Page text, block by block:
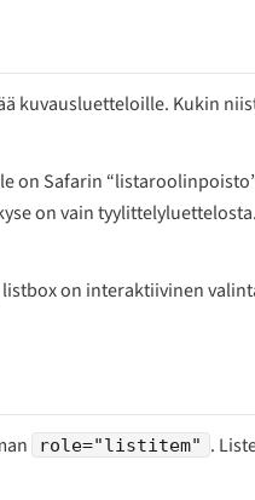
kuvausluetteloille. Kukin
on Safarin
on vain
on interaktiivinen
role="listitem" .